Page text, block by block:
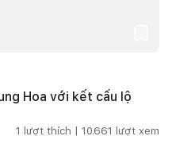
Hoa với kết cấu lộ
1 lượt thích | 10.661 lượt xem